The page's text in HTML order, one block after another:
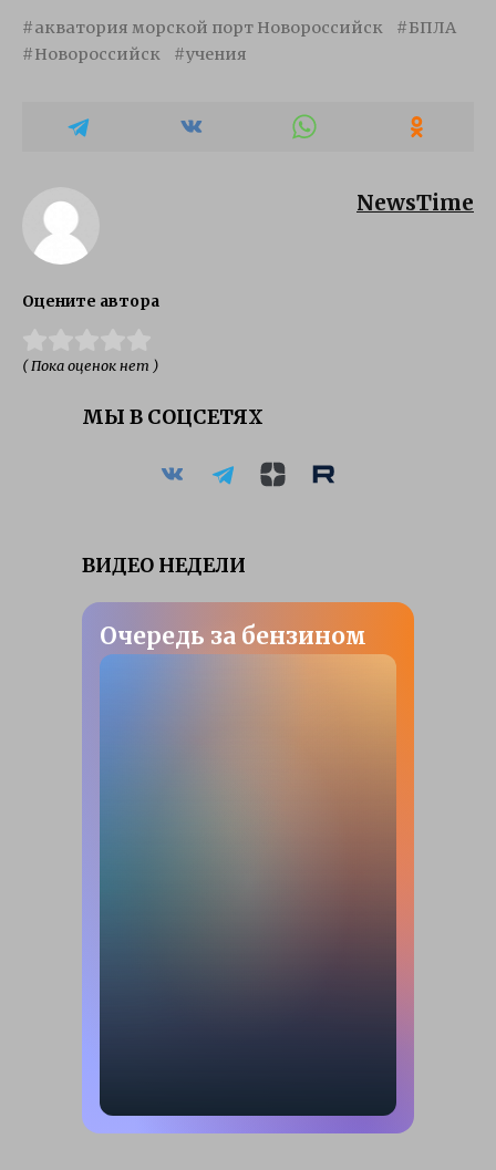
акватория морской порт Новороссийск
БПЛА
Новороссийск
учения
NewsTime
Оцените автора
( Пока оценок нет )
МЫ В СОЦСЕТЯХ
ВИДЕО НЕДЕЛИ
Очередь за бензином